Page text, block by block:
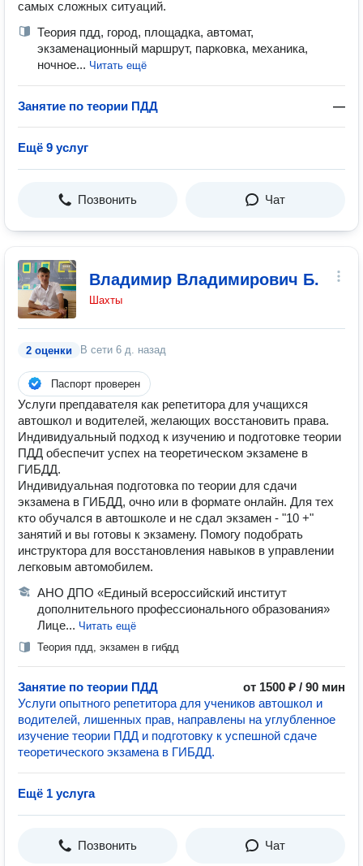
самых сложных ситуаций.
Теория пдд, город, площадка, автомат,
экзаменационный маршрут, парковка, механика,
ночное... Читать ещё
Занятие по теории ПДД —
Ещё 9 услуг
Позвонить Чат
Владимир Владимирович Б.
Шахты
2 оценки В сети 6 д. назад
Паспорт проверен
Услуги препдавателя как репетитора для учащихся
автошкол и водителей, желающих восстановить права.
Индивидуальный подход к изучению и подготовке теории
ПДД обеспечит успех на теоретическом экзамене в
ГИБДД.
Индивидуальная подготовка по теории для сдачи
экзамена в ГИБДД, очно или в формате онлайн. Для тех
кто обучался в автошколе и не сдал экзамен - "10 +"
занятий и вы готовы к экзамену. Помогу подобрать
инструктора для восстановления навыков в управлении
легковым автомобилем.
АНО ДПО «Единый всероссийский институт
дополнительного профессионального образования»
Лице... Читать ещё
Теория пдд, экзамен в гибдд
Занятие по теории ПДД
от 1500 ₽ / 90 мин
Услуги опытного репетитора для учеников автошкол и
водителей, лишенных прав, направлены на углубленное
изучение теории ПДД и подготовку к успешной сдаче
теоретического экзамена в ГИБДД.
Ещё 1 услуга
Позвонить Чат